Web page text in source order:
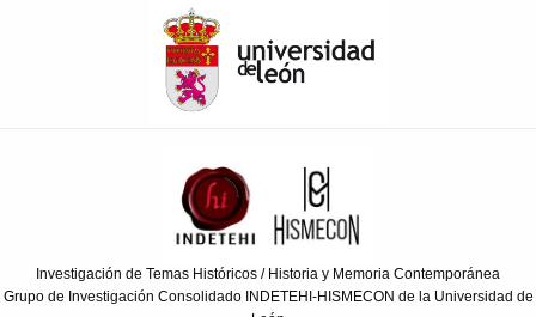
Investigación de Temas Históricos / Historia y Memoria Contemporánea
Grupo de Investigación Consolidado INDETEHI-HISMECON de la Universidad de